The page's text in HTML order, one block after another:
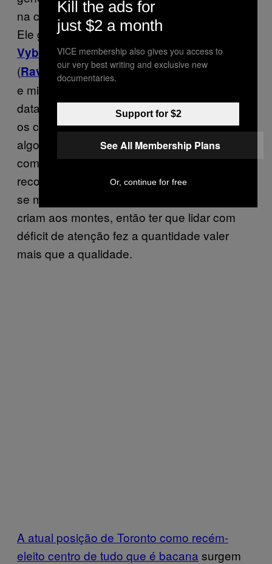
na cidade foi o “Summertime riddim” de 2010.
Ele gerou canções de grandes nomes como
Vybz Kartel(Summertime) ePopcaan
(Ravin
), que seguem firmes e fortes nos sets
e mixagens seis anos depois sem parecerem
datadas. Ainda, como qualquer outro gênero,
os consumidores estão sempre buscando
algo de novo num ritmo frenético e gêneros
como dancehall prosperam com
reconhecimento e reações do público para
se manter. Tanto produtores quanto artistas
criam aos montes, então ter que lidar com
déficit de atenção fez a quantidade valer
mais que a qualidade.
A atual posição de Toronto como recém-
eleito centro de tudo que é bacana surgem
Kill the ads for
just $2 a month
VICE membership also gives you access to
our very best writing and exclusive new
documentaries.
Support for $2
See All Membership Plans
Or, continue for free